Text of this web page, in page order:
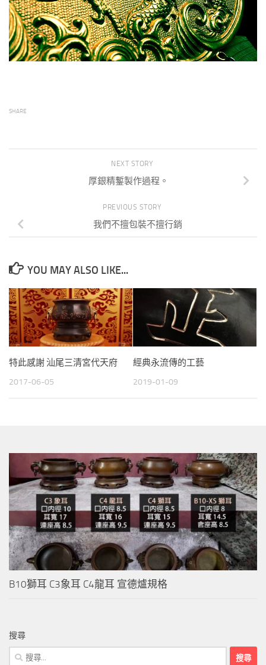
SHARE
NEXT STORY
厚銀精鏨製作過程。
PREVIOUS STORY
我們不擅包裝不擅行銷
YOU MAY ALSO LIKE...
特此感謝 汕尾三清宮代天府
2017-06-05
經典永流傳的工藝
2019-01-09
B10獅耳 C3象耳 C4龍耳 宣德爐規格
搜尋
搜